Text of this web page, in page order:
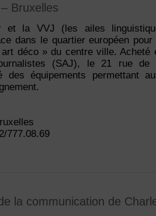
Bruxelles
et la VVJ (les ailes
dans le quartier européen pour
déco » du centre ville. Acheté
(SAJ), le 21 rue
des équipements permettant
777.08.69
la communication de